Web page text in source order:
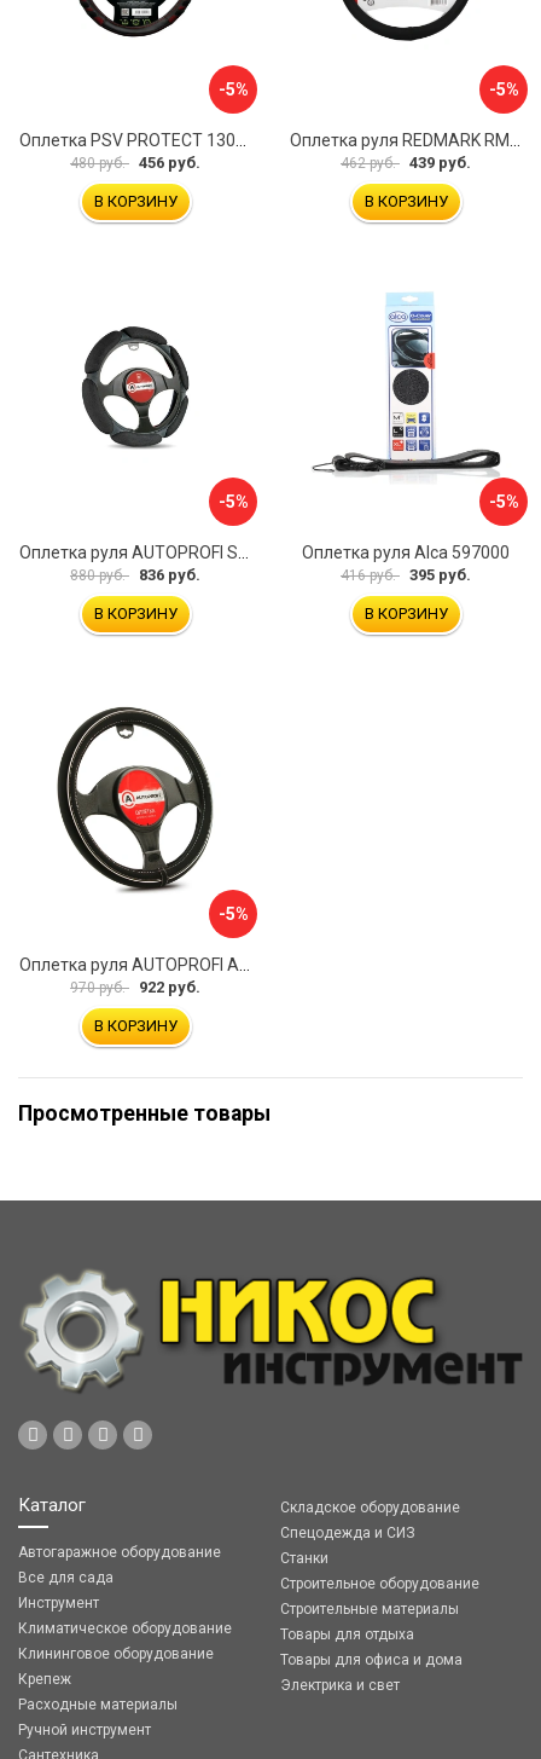
-5%
Оплетка PSV PROTECT 130503
480 руб. 456 руб.
В КОРЗИНУ
-5%
Оплетка руля REDMARK RM78002
462 руб. 439 руб.
В КОРЗИНУ
-5%
880 руб. 836 руб.
В КОРЗИНУ
-5%
Оплетка руля Alca 597000
416 руб. 395 руб.
В КОРЗИНУ
-5%
970 руб. 922 руб.
В КОРЗИНУ
Просмотренные товары
Каталог
Автогаражное оборудование
Все для сада
Инструмент
Климатическое оборудование
Клининговое оборудование
Крепеж
Расходные материалы
Ручной инструмент
Сантехника
Складское оборудование
Спецодежда и СИЗ
Станки
Строительное оборудование
Строительные материалы
Товары для отдыха
Товары для офиса и дома
Электрика и свет